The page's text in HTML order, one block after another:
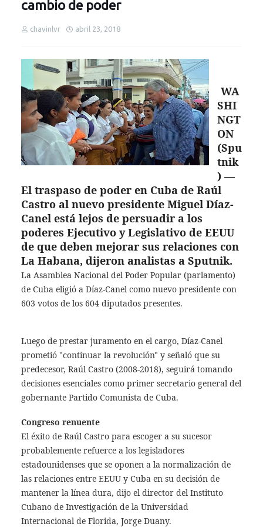
cambio de poder
chavinlvr abril 23, 2018
WA
SHI
NGT
ON
(Spu
tnik
) —
El traspaso de poder en Cuba de Raúl
Castro al nuevo presidente Miguel Díaz-
Canel está lejos de persuadir a los
poderes Ejecutivo y Legislativo de EEUU
de que deben mejorar sus relaciones con
La Habana, dijeron analistas a Sputnik.
La Asamblea Nacional del Poder Popular (parlamento)
de Cuba eligió a Díaz-Canel como nuevo presidente con
603 votos de los 604 diputados presentes.
Luego de prestar juramento en el cargo, Díaz-Canel
prometió "continuar la revolución" y señaló que su
predecesor, Raúl Castro (2008-2018), seguirá tomando
decisiones esenciales como primer secretario general del
gobernante Partido Comunista de Cuba.
Congreso renuente
El éxito de Raúl Castro para escoger a su sucesor
probablemente refuerce a los legisladores
estadounidenses que se oponen a la normalización de
las relaciones entre EEUU y Cuba en su decisión de
mantener la línea dura, dijo el director del Instituto
Cubano de Investigación de la Universidad
Internacional de Florida, Jorge Duany.